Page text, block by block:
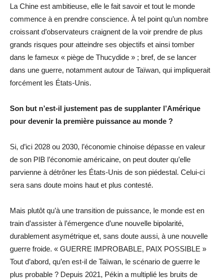
La Chine est ambitieuse, elle le fait savoir et tout le monde
commence à en prendre conscience. À tel point qu’un nombre
croissant d’observateurs craignent de la voir prendre de plus
grands risques pour atteindre ses objectifs et ainsi tomber
dans le fameux « piège de Thucydide » ; bref, de se lancer
dans une guerre, notamment autour de Taïwan, qui impliquerait
forcément les États-Unis.
Son but n’est-il justement pas de supplanter l’Amérique
pour devenir la première puissance au monde ?
Si, d’ici 2028 ou 2030, l’économie chinoise dépasse en valeur
de son PIB l’économie américaine, on peut douter qu’elle
parvienne à détrôner les États-Unis de son piédestal. Celui-ci
sera sans doute moins haut et plus contesté.
Mais plutôt qu’à une transition de puissance, le monde est en
train d’assister à l’émergence d’une nouvelle bipolarité,
durablement asymétrique et, sans doute aussi, à une nouvelle
guerre froide. « GUERRE IMPROBABLE, PAIX POSSIBLE »
Tout d’abord, qu’en est-il de Taïwan, le scénario de guerre le
plus probable ? Depuis 2021, Pékin a multiplié les bruits de